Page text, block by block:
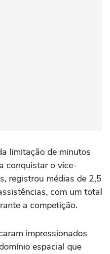
limitação de minutos
conquistar o vice-
registrou médias de 2,5
com um total
a competição.
impressionados
espacial que